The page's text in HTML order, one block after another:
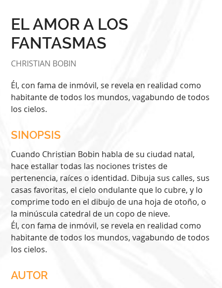
EL AMOR A LOS
FANTASMAS
CHRISTIAN BOBIN
Él, con fama de inmóvil, se revela en realidad como
habitante de todos los mundos, vagabundo de todos
los cielos.
SINOPSIS
Cuando Christian Bobin habla de su ciudad natal,
hace estallar todas las nociones tristes de
pertenencia, raíces o identidad. Dibuja sus calles, sus
casas favoritas, el cielo ondulante que lo cubre, y lo
comprime todo en el dibujo de una hoja de otoño, o
la minúscula catedral de un copo de nieve.
Él, con fama de inmóvil, se revela en realidad como
habitante de todos los mundos, vagabundo de todos
los cielos.
AUTOR